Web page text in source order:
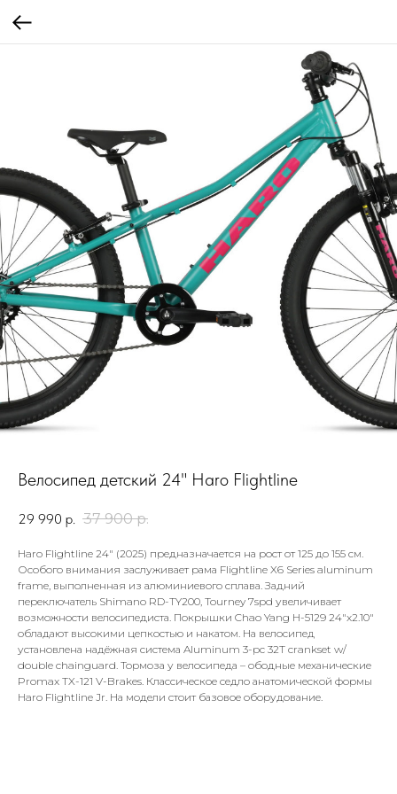
Велосипед детский 24" Haro Flightline
29 990 р. 37 900 р.
Haro Flightline 24" (2025) предназначается на рост от 125 до 155 см.
Особого внимания заслуживает рама Flightline X6 Series aluminum
frame, выполненная из алюминиевого сплава. Задний
переключатель Shimano RD-TY200, Tourney 7spd увеличивает
возможности велосипедиста. Покрышки Chao Yang H-5129 24"x2.10"
обладают высокими цепкостью и накатом. На велосипед
установлена надёжная система Aluminum 3-pc 32T crankset w/
double chainguard. Тормоза у велосипеда – ободные механические
Promax TX-121 V-Brakes. Классическое седло анатомической формы
Haro Flightline Jr. На модели стоит базовое оборудование.